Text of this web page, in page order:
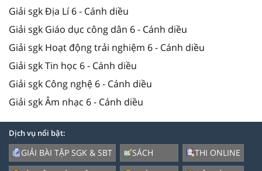
Giải sgk Địa Lí 6 - Cánh diều
Giải sgk Giáo dục công dân 6 - Cánh diều
Giải sgk Hoạt động trải nghiệm 6 - Cánh diều
Giải sgk Tin học 6 - Cánh diều
Giải sgk Công nghệ 6 - Cánh diều
Giải sgk Âm nhạc 6 - Cánh diều
Dịch vụ nổi bật:
GIẢI BÀI TẬP SGK & SBT
SÁCH
THI ONLINE